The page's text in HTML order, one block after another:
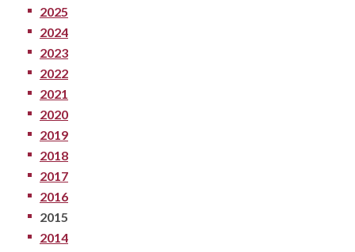
2025
2024
2023
2022
2021
2020
2019
2018
2017
2016
2015
2014